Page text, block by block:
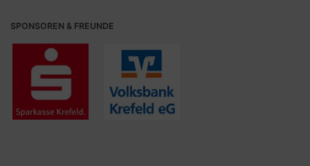
SPONSOREN & FREUNDE